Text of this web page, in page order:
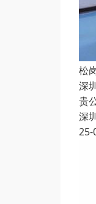
松
深
贵
深
25-